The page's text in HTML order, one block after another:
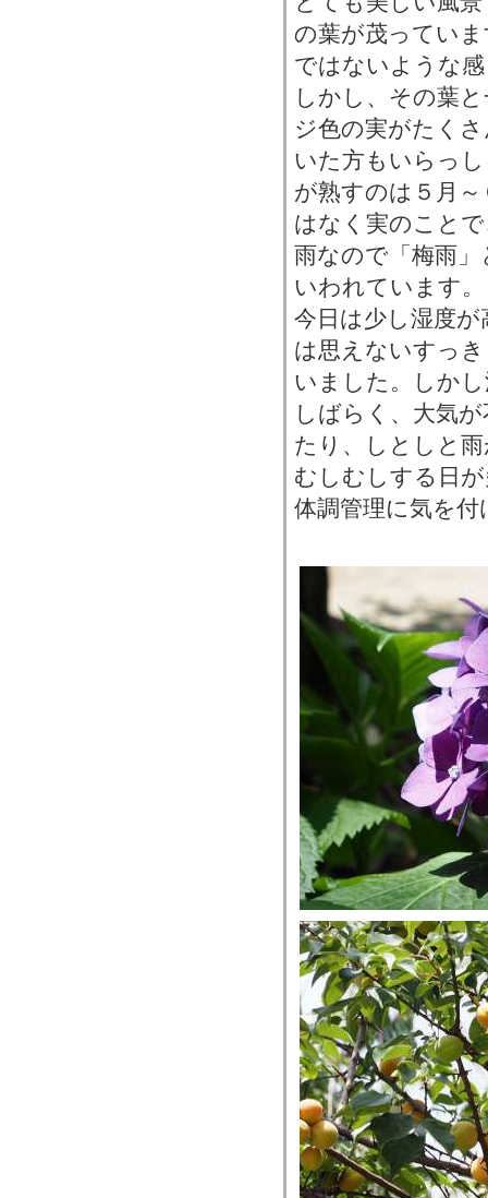
の葉が茂ってい
ではないような
しかし、その葉
ジ色の実がたく
いた方もいらっ
が熟すのは５月
はなく実のこと
雨なので「梅雨
いわれています。
今日は少し湿度
は思えないすっ
いました。しか
しばらく、大気
たり、しとしと
むしむしする日
体調管理に気を